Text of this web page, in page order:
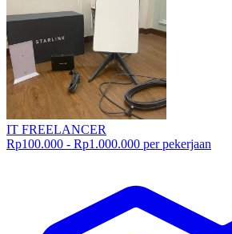
IT FREELANCER
Rp100.000 - Rp1.000.000 per pekerjaan